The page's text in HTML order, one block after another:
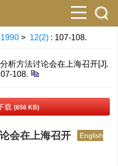
1990 > 12(2) : 107-108.
析方法讨论会在上海召开[J].
108.
载 (656 KB)
会在上海召开
English